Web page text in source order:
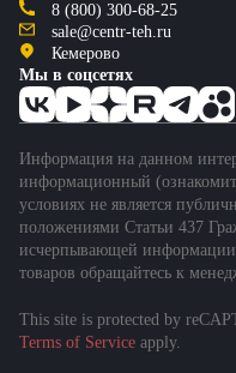
8 (800) 300-68-25
sale@centr-teh.ru
Кемерово
Мы в соцсетях
Информация на данном
информационный
условиях не является
положениями Статьи 437
исчерпывающей информации
товаров обращайтесь к
This site is protected by
Terms of Service apply.